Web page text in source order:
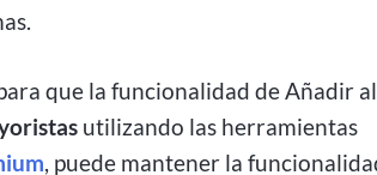
que la funcionalidad de Añadir al
utilizando las herramientas
, puede mantener la